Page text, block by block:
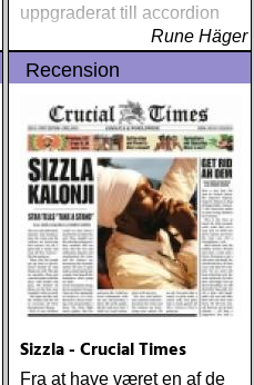
uppgraderat till accordion
Rune Häger
Recension
Sizzla - Crucial Times
Fra at have været en af de